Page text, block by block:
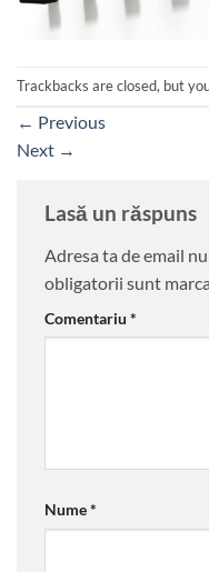
Trackbacks are closed, but
← Previous
Next →
Lasă un răspuns
Adresa ta de email
obligatorii sunt
Comentariu *
Nume*